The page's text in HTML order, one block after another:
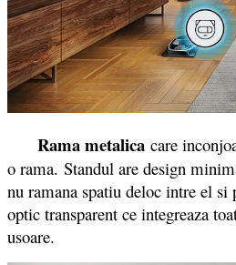
Rama metalica care
o rama. Standul are design
nu ramana spatiu deloc intre el
optic transparent ce integreaza
usoare.